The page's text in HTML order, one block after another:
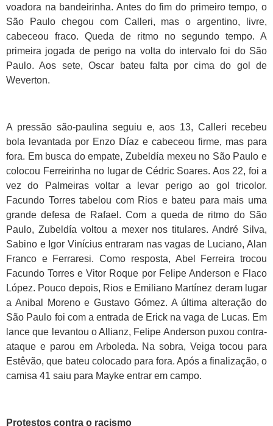
voadora na bandeirinha. Antes do fim do primeiro tempo, o
São Paulo chegou com Calleri, mas o argentino, livre,
cabeceou fraco. Queda de ritmo no segundo tempo. A
primeira jogada de perigo na volta do intervalo foi do São
Paulo. Aos sete, Oscar bateu falta por cima do gol de
Weverton.
A pressão são-paulina seguiu e, aos 13, Calleri recebeu
bola levantada por Enzo Díaz e cabeceou firme, mas para
fora. Em busca do empate, Zubeldía mexeu no São Paulo e
colocou Ferreirinha no lugar de Cédric Soares. Aos 22, foi a
vez do Palmeiras voltar a levar perigo ao gol tricolor.
Facundo Torres tabelou com Rios e bateu para mais uma
grande defesa de Rafael. Com a queda de ritmo do São
Paulo, Zubeldía voltou a mexer nos titulares. André Silva,
Sabino e Igor Vinícius entraram nas vagas de Luciano, Alan
Franco e Ferraresi. Como resposta, Abel Ferreira trocou
Facundo Torres e Vitor Roque por Felipe Anderson e Flaco
López. Pouco depois, Rios e Emiliano Martínez deram lugar
a Anibal Moreno e Gustavo Gómez. A última alteração do
São Paulo foi com a entrada de Erick na vaga de Lucas. Em
lance que levantou o Allianz, Felipe Anderson puxou contra-
ataque e parou em Arboleda. Na sobra, Veiga tocou para
Estêvão, que bateu colocado para fora. Após a finalização, o
camisa 41 saiu para Mayke entrar em campo.
Protestos contra o racismo